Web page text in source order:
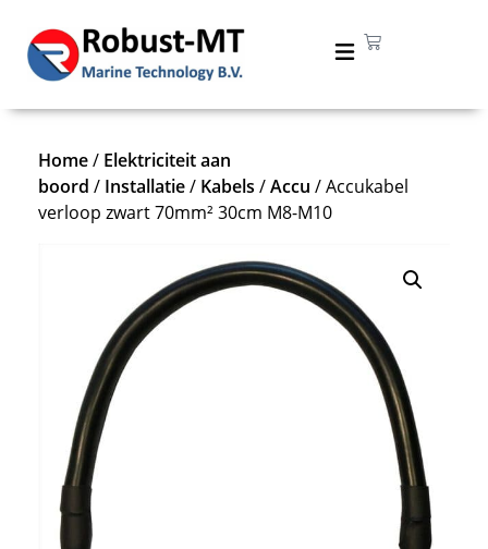
Home/ Elektriciteit aan
boord / Installatie/ Kabels /Accu / Accukabel
verloop zwart 70mm² 30cm M8-M10